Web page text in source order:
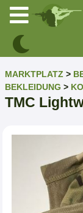
MARKTPLATZ >
BEKLEIDUNG >
TMC